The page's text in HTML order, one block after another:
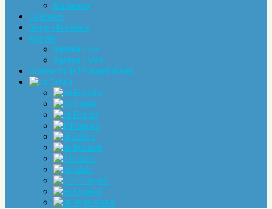
Matrimoni
Catequesi
Grups i Activitats
Agenda
Agenda > Dia
Agenda > Mes
Comentari de l’Evangeli d’avui
Català
Euskara
Català
English
Français
Galego
Deutsch
Italiano
Polski
Português
Español
Українська